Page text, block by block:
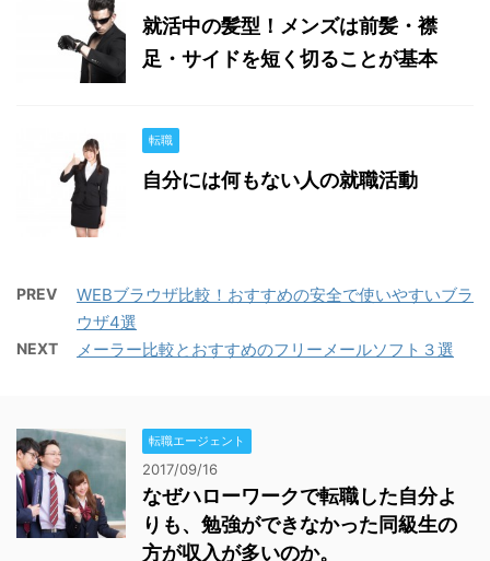
就活中の髪型！メンズは前髪・襟
足・サイドを短く切ることが基本
転職
自分には何もない人の就職活動
PREV
WEBブラウザ比較！おすすめの安全で使いやすいブラ
ウザ4選
NEXT メーラー比較とおすすめのフリーメールソフト３選
転職エージェント
2017/09/16
なぜハローワークで転職した自分よ
りも、勉強ができなかった同級生の
方が収入が多いのか。